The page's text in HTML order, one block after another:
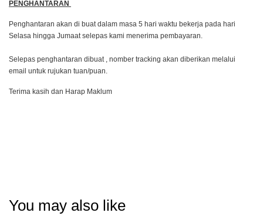
PENGHANTARAN
Penghantaran akan di buat dalam masa 5 hari waktu bekerja pada hari
Selasa hingga Jumaat selepas kami menerima pembayaran.
Selepas penghantaran dibuat , nomber tracking akan diberikan melalui
email untuk rujukan tuan/puan.
Terima kasih dan Harap Maklum
You may also like